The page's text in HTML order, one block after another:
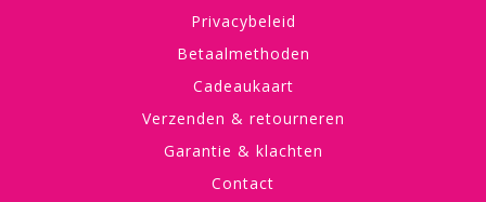
Privacybeleid
Betaalmethoden
Cadeaukaart
Verzenden & retourneren
Garantie & klachten
Contact